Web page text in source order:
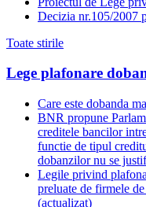
Decizia nr.105/2007
Toate stirile
Lege plafonare
Care este dobanda
BNR propune
creditele bancilor
functie de tipul
dobanzilor nu se
Legile privind
preluate de firmele
(actualizat)